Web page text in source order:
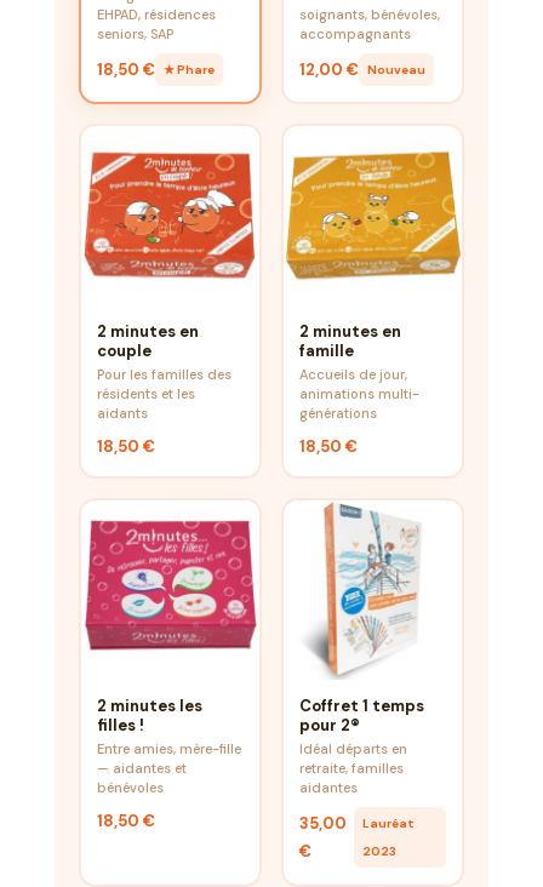
EHPAD, résidences
seniors, SAP
18,50 € ★ Phare
soignants, bénévoles,
accompagnants
12,00 € Nouveau
2 minutes en
couple
Pour les familles des
résidents et les
aidants
18,50 €
2 minutes en
famille
Accueils de jour,
animations multi-
générations
18,50 €
2 minutes les
filles !
Entre amies, mère-fille
— aidantes et
bénévoles
18,50 €
Coffret 1 temps
pour 2®
Idéal départs en
retraite, familles
aidantes
35,00
€
Lauréat
2023